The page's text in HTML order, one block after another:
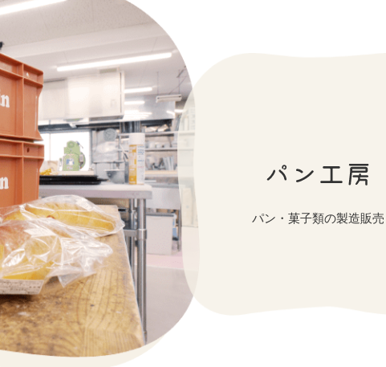
パン・菓子類の製造販売